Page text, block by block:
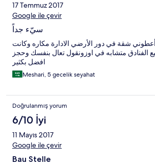
17 Temmuz 2017
Google ile çevir
سيّء جداً
شقة في دور الأرضي الادارة مكاره وكانت
الفنادق متشابه في اوزونقول تعال بنفسك وحجز
افضل بكثير
Meshari, 5 gecelik seyahat
Doğrulanmış yorum
6/10 İyi
11 Mayıs 2017
Google ile çevir
Bau Stelle